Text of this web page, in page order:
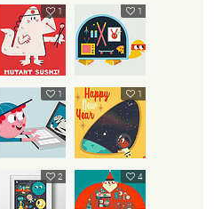
1 1
1 1
2 4